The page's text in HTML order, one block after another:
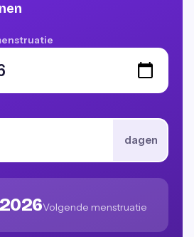
dagen
Volgende menstruatie